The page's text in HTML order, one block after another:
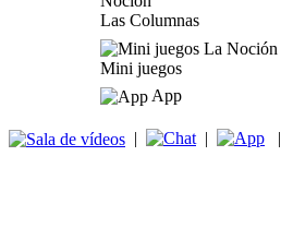
Las Columnas
Mini juegos
App
| | |